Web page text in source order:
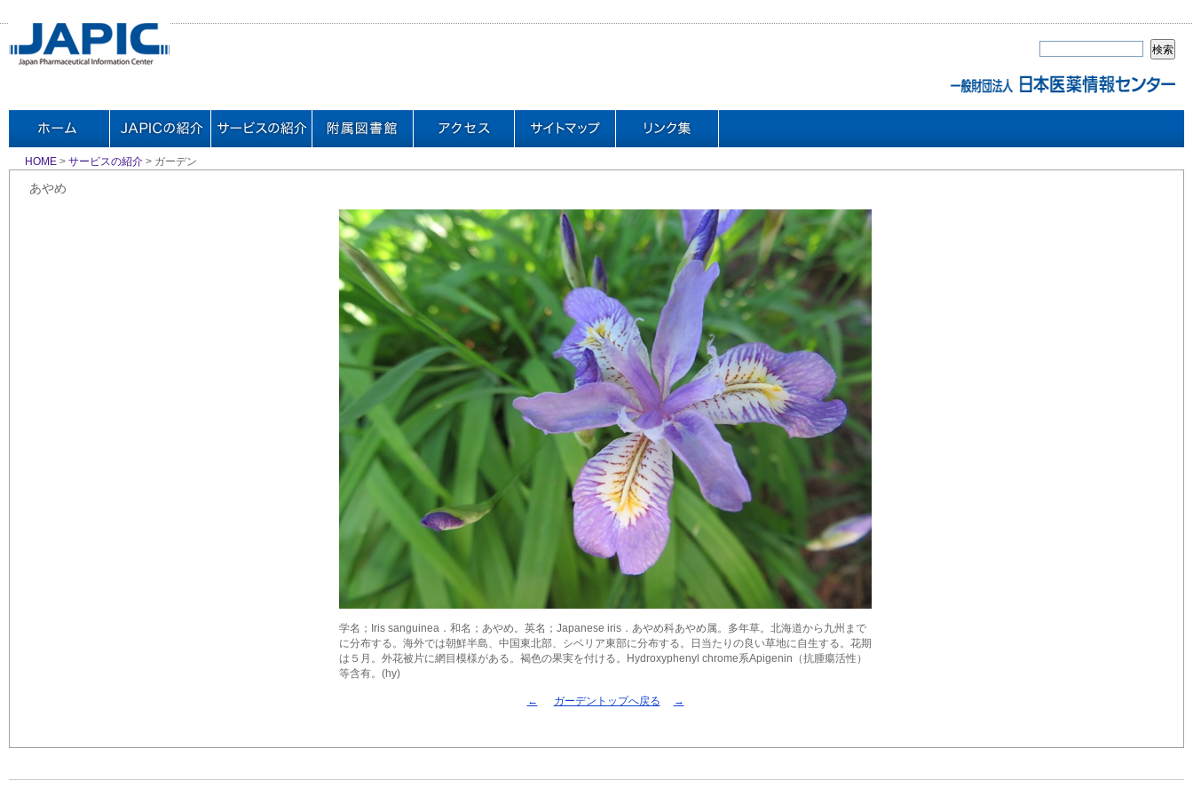
HOME > サービスの紹介 > ガーデン
あやめ
学名；Iris sanguinea．和名；あやめ。英名；Japanese iris．あやめ科あやめ属。多年草。北海道から九州まで
に分布する。海外では朝鮮半島、中国東北部、シベリア東部に分布する。日当たりの良い草地に自生する。花期
は５月。外花被片に網目模様がある。褐色の果実を付ける。Hydroxyphenyl chrome系Apigenin（抗腫瘍活性）
等含有。(hy)
← ガーデントップへ戻る →